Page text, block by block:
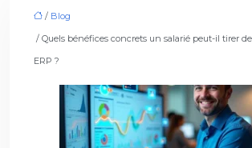
/ Blog
/ Quels bénéfices concrets un salarié peut-il tirer
ERP ?